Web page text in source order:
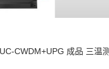
CWDM+UPG 成品 三温